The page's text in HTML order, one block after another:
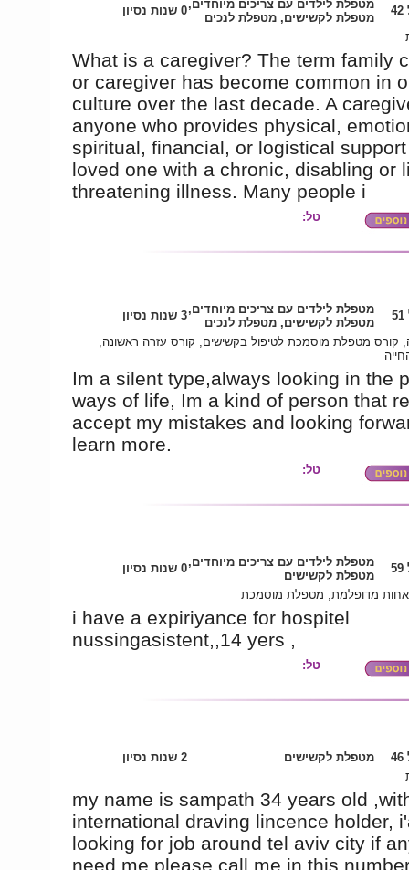
מטפלת לילדים עם צריכים מיוחדים,
מטפלת לקשישים, מטפלת לנכים
0 שנות נסיון
What is a caregiver? The term family
or caregiver has become common in
culture over the last decade. A
anyone who provides physical,
spiritual, financial, or logistical
loved one with a chronic, disabling or
threatening illness. Many people i
טל:
מטפלת לילדים עם צריכים מיוחדים,
מטפלת לקשישים, מטפלת לנכים
3 שנות נסיון
קורס מטפלת מוסמכת לטיפול בקשישים, קורס עזרה ראשונה,
Im a silent type,always looking in the
ways of life, Im a kind of person that
accept my mistakes and looking
learn more.
טל:
מטפלת לילדים עם צריכים מיוחדים,
מטפלת לקשישים
0 שנות נסיון
אחות מדופלמת, מטפלת מוסמכת
i have a expiriyance for hospitel
nussingasistent,,14 yers ,
טל:
מטפלת לקשישים
2 שנות נסיון
my name is sampath 34 years old
international draving lincence holder,
looking for job around tel aviv city if
need me please call me in this